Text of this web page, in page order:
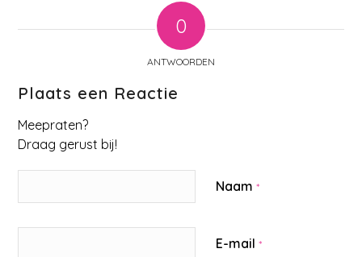
0
ANTWOORDEN
Plaats een Reactie
Meepraten?
Draag gerust bij!
Naam*
E-mail*